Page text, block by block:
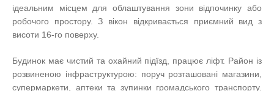
ідеальним місцем для облаштування зони відпочинку або
робочого простору. З вікон відкривається приємний вид з
висоти 16-го поверху.
Будинок має чистий та охайний підїзд, працює ліфт. Район із
розвиненою інфраструктурою: поруч розташовані магазини,
супермаркети, аптеки та зупинки громадського транспорту.